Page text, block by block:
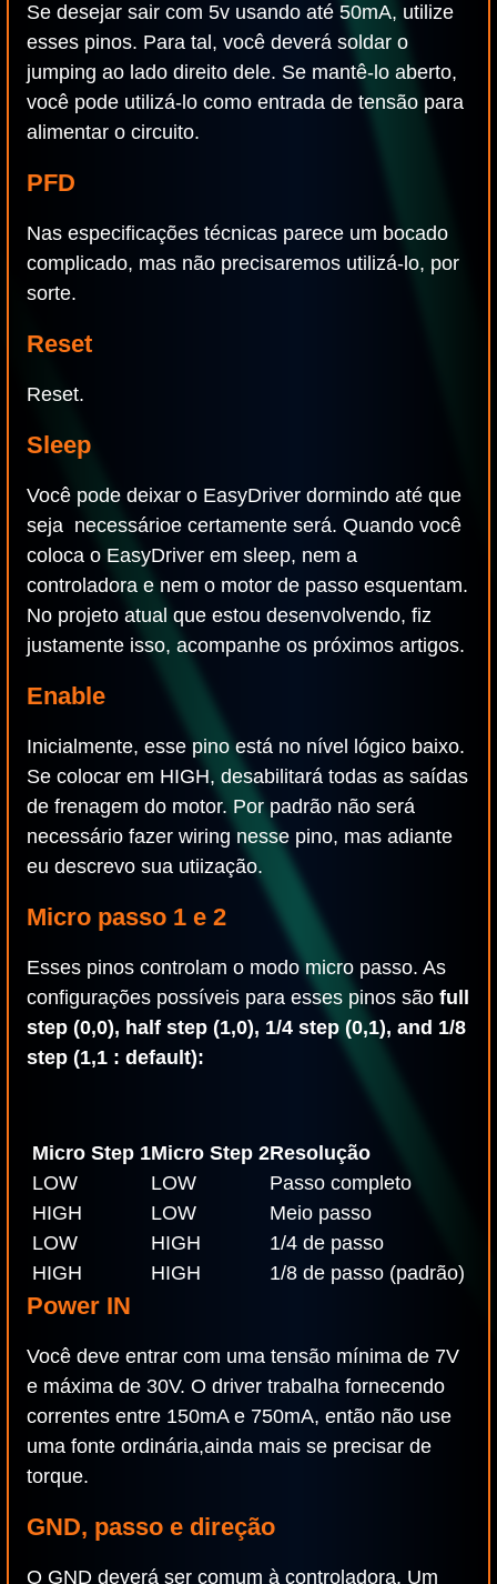
Se desejar sair com 5v usando até 50mA, utilize
esses pinos. Para tal, você deverá soldar o
jumping ao lado direito dele. Se mantê-lo aberto,
você pode utilizá-lo como entrada de tensão para
alimentar o circuito.
PFD
Nas especificações técnicas parece um bocado
complicado, mas não precisaremos utilizá-lo, por
sorte.
Reset
Reset.
Sleep
Você pode deixar o EasyDriver dormindo até que
seja necessárioe certamente será. Quando você
coloca o EasyDriver em sleep, nem a
controladora e nem o motor de passo esquentam.
No projeto atual que estou desenvolvendo, fiz
justamente isso, acompanhe os próximos artigos.
Enable
Inicialmente, esse pino está no nível lógico baixo.
Se colocar em HIGH, desabilitará todas as saídas
de frenagem do motor. Por padrão não será
necessário fazer wiring nesse pino, mas adiante
eu descrevo sua utiização.
Micro passo 1 e 2
Esses pinos controlam o modo micro passo. As
configurações possíveis para esses pinos são full
step (0,0), half step (1,0), 1/4 step (0,1), and 1/8
step (1,1 : default):
Micro Step 1Micro Step 2Resolução
LOW
LOW
Passo completo
HIGH
LOW
Meio passo
LOW
HIGH
1/4 de passo
HIGH
HIGH 1/8 de passo (padrão)
Power IN
Você deve entrar com uma tensão mínima de 7V
e máxima de 30V. O driver trabalha fornecendo
correntes entre 150mA e 750mA, então não use
uma fonte ordinária,ainda mais se precisar de
torque.
GND, passo e direção
O GND deverá ser comum à controladora. Um